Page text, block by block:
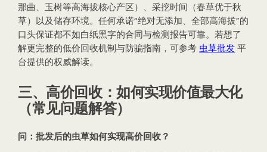
那曲、玉树等高海拔核心产区）、采挖时间（春草优于秋
草）以及储存环境。任何承诺“绝对无添加、全部高海拔”的
口头保证都不如白纸黑字的合同与检测报告可靠。若想了
解更完整的低价回收机制与防骗指南，可参考 虫草批发 平
台提供的权威解读。
三、高价回收：如何实现价值最大化
（常见问题解答）
问：批发后的虫草如何实现高价回收？